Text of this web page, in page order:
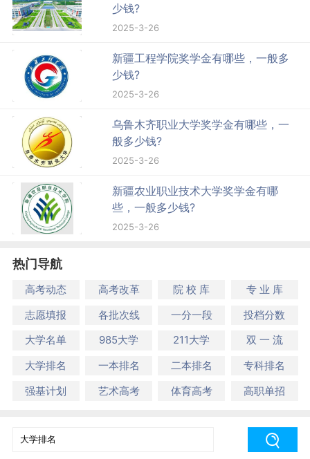
少钱?
2025-3-26
新疆工程学院奖学金有哪些，一般多
少钱?
2025-3-26
乌鲁木齐职业大学奖学金有哪些，一
般多少钱?
2025-3-26
新疆农业职业技术大学奖学金有哪
些，一般多少钱?
2025-3-26
热门导航
高考动态 高考改革 院 校 库
专 业 库
志愿填报
各批次线 一分一段
投档分数
大学名单
985大学 211大学
双 一 流
大学排名
一本排名 二本排名
专科排名
强基计划
艺术高考 体育高考 高职单招